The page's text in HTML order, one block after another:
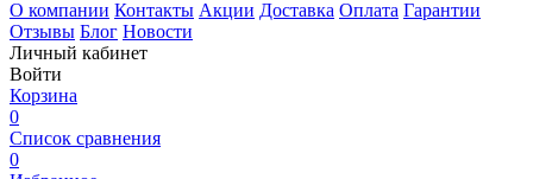
О компании Контакты Акции Доставка Оплата Гарантии
Отзывы Блог Новости
Личный кабинет
Войти
Корзина
0
Список сравнения
0